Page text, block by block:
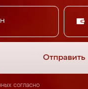
Отправить
согласно